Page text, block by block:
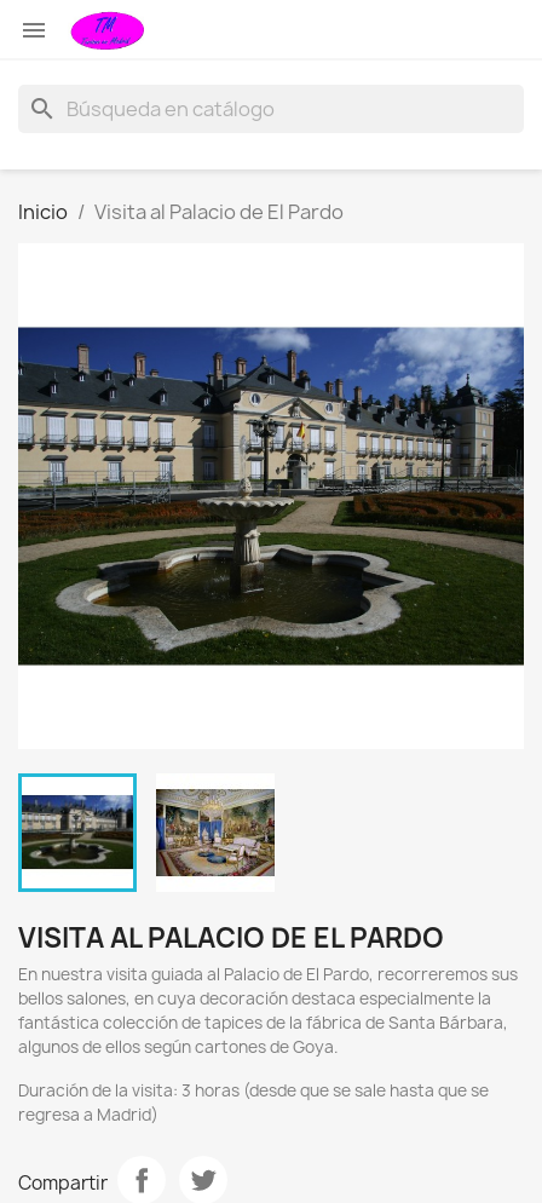

search
Inicio Visita al Palacio de El Pardo
VISITA AL PALACIO DE EL PARDO
En nuestra visita guiada al Palacio de El Pardo, recorreremos sus
bellos salones, en cuya decoración destaca especialmente la
fantástica colección de tapices de la fábrica de Santa Bárbara,
algunos de ellos según cartones de Goya.
Duración de la visita: 3 horas (desde que se sale hasta que se
regresa a Madrid)
Compartir